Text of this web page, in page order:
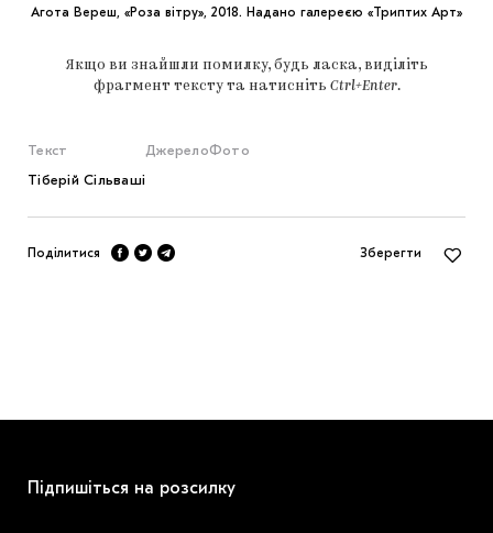
Агота Вереш, «Роза вітру», 2018. Надано галереєю «Триптих Арт»
Якщо ви знайшли помилку, будь ласка, виділіть
фрагмент тексту та натисніть Ctrl+Enter.
Текст
Тіберій Сільваші
ДжерелоФото
Поділитися Зберегти
Підпишіться на розсилку